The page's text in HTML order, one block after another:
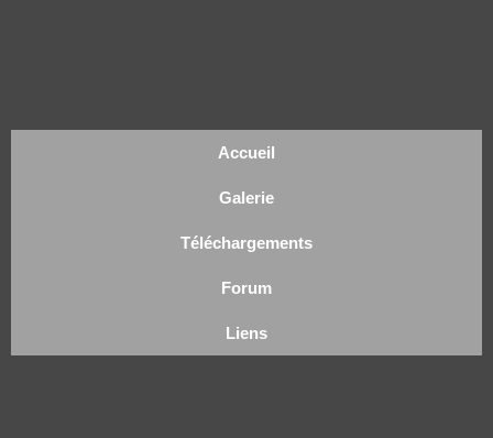
Accueil
Galerie
Téléchargements
Forum
Liens